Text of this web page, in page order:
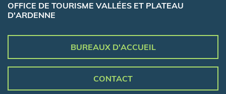
OFFICE DE TOURISME VALLÉES ET PLATEAU
D'ARDENNE
BUREAUX D'ACCUEIL
CONTACT